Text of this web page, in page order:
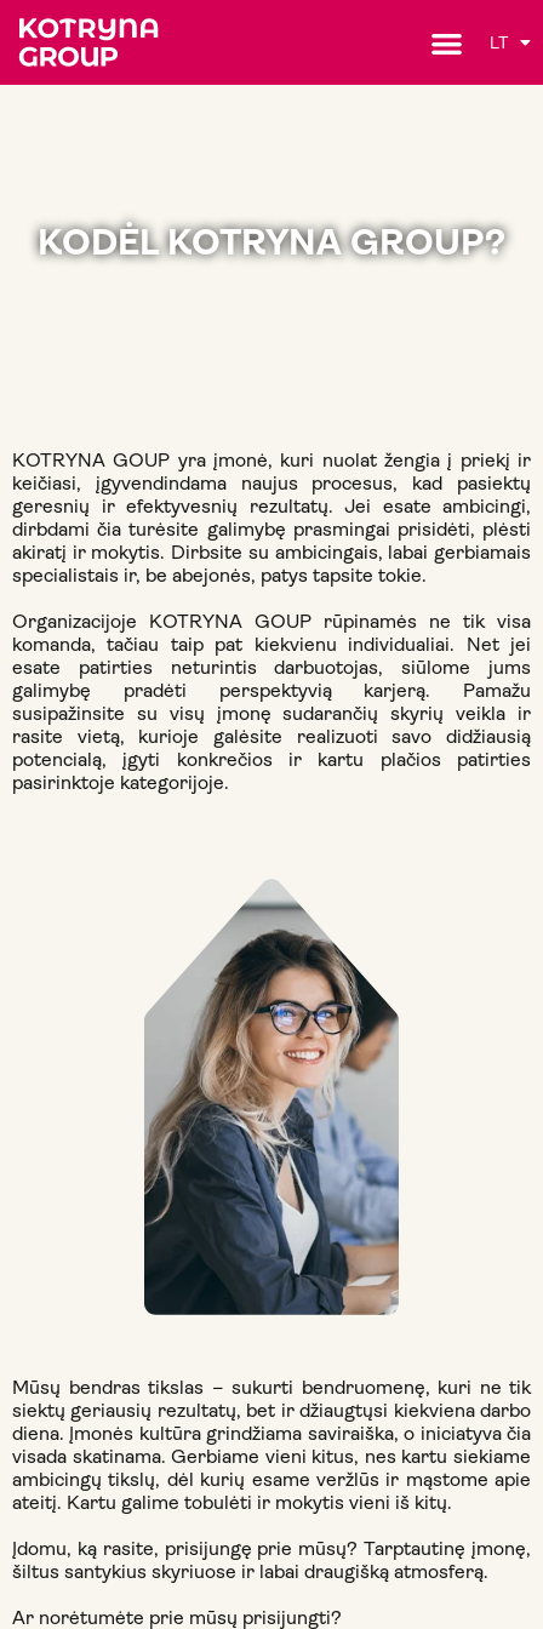
LT
KODĖL KOTRYNA GROUP?
KOTRYNA GOUP yra įmonė, kuri nuolat žengia į priekį ir
keičiasi, įgyvendindama naujus procesus, kad pasiektų
geresnių ir efektyvesnių rezultatų. Jei esate ambicingi,
dirbdami čia turėsite galimybę prasmingai prisidėti, plėsti
akiratį ir mokytis. Dirbsite su ambicingais, labai gerbiamais
specialistais ir, be abejonės, patys tapsite tokie.
Organizacijoje KOTRYNA GOUP rūpinamės ne tik visa
komanda, tačiau taip pat kiekvienu individualiai. Net jei
esate patirties neturintis darbuotojas, siūlome jums
galimybę pradėti perspektyvią karjerą. Pamažu
susipažinsite su visų įmonę sudarančių skyrių veikla ir
rasite vietą, kurioje galėsite realizuoti savo didžiausią
potencialą, įgyti konkrečios ir kartu plačios patirties
pasirinktoje kategorijoje.
Mūsų bendras tikslas – sukurti bendruomenę, kuri ne tik
siektų geriausių rezultatų, bet ir džiaugtųsi kiekviena darbo
diena. Įmonės kultūra grindžiama saviraiška, o iniciatyva čia
visada skatinama. Gerbiame vieni kitus, nes kartu siekiame
ambicingų tikslų, dėl kurių esame veržlūs ir mąstome apie
ateitį. Kartu galime tobulėti ir mokytis vieni iš kitų.
Įdomu, ką rasite, prisijungę prie mūsų? Tarptautinę įmonę,
šiltus santykius skyriuose ir labai draugišką atmosferą.
Ar norėtumėte prie mūsų prisijungti?